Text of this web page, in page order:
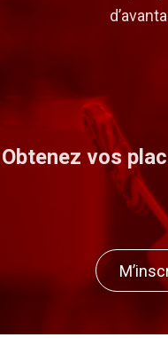
places pour les